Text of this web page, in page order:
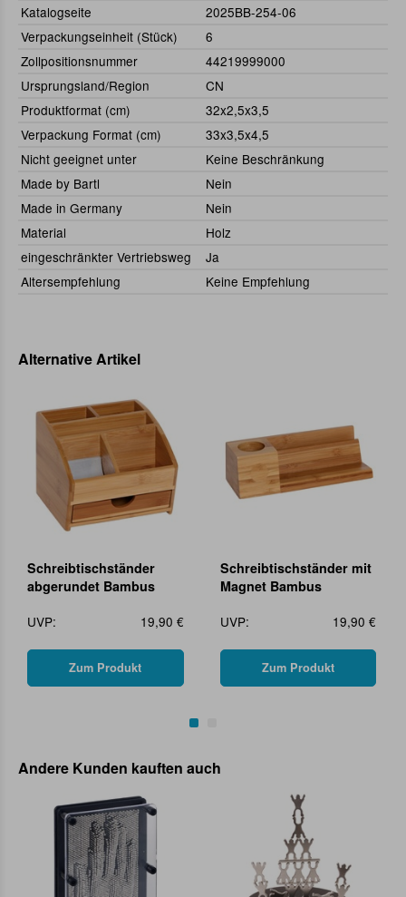
Katalogseite
2025BB-254-06
Verpackungseinheit (Stück)
6
Zollpositionsnummer
44219999000
Ursprungsland/Region
CN
Produktformat (cm)
32x2,5x3,5
Verpackung Format (cm)
33x3,5x4,5
Nicht geeignet unter
Keine Beschränkung
Made by Bartl
Nein
Made in Germany
Nein
Material
Holz
eingeschränkter Vertriebsweg
Ja
Altersempfehlung
Keine Empfehlung
Alternative Artikel
Schreibtischständer
abgerundet Bambus
UVP:
19,90 €
Zum Produkt
Schreibtischständer mit
Magnet Bambus
UVP:
19,90 €
Zum Produkt
Andere Kunden kauften auch